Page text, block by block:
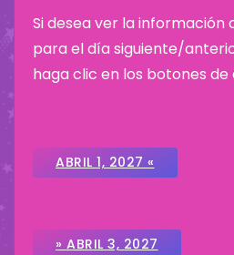
Si desea ver la información
para el día siguiente/
haga clic en los botones de
ABRIL 1, 2027 «
» ABRIL 3, 2027